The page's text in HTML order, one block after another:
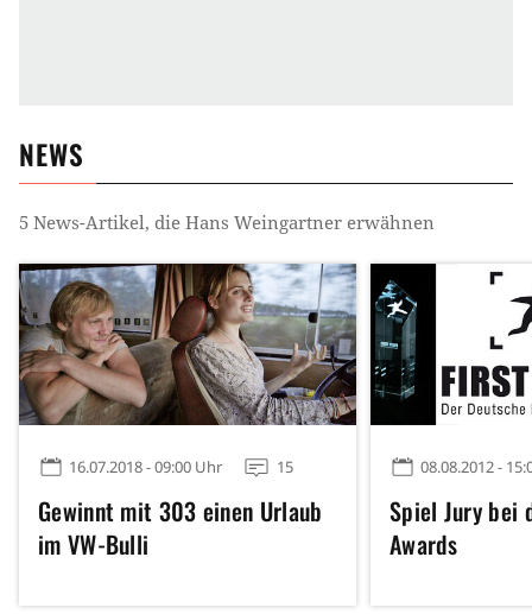
NEWS
5 News-Artikel, die Hans Weingartner erwähnen
16.07.2018 - 09:00 Uhr 15
Gewinnt mit 303 einen Urlaub
im VW-Bulli
08.08.2012 -
Spiel Jury bei
Awards